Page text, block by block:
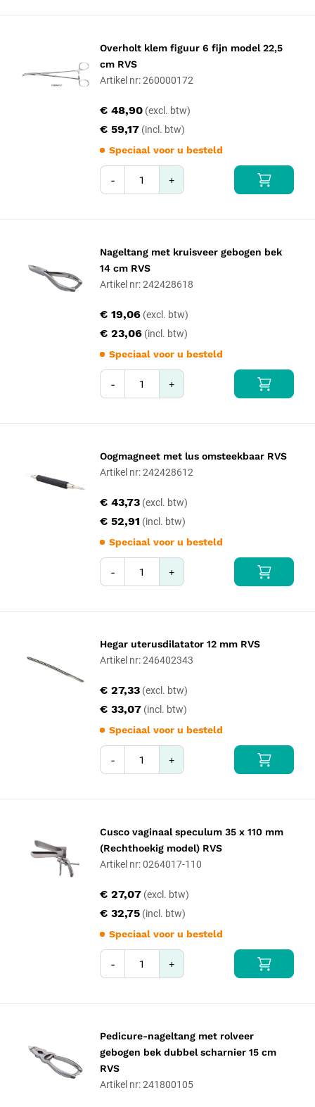
Overholt klem figuur 6 fijn model 22,5
cm RVS
Artikel nr: 260000172
€ 59,17
€ 48,90
Speciaal voor u besteld
- +
Nageltang met kruisveer gebogen bek
14 cm RVS
Artikel nr: 242428618
€ 23,06
€ 19,06
Speciaal voor u besteld
- +
Oogmagneet met lus omsteekbaar RVS
Artikel nr: 242428612
€ 52,91
€ 43,73
Speciaal voor u besteld
- +
Hegar uterusdilatator 12 mm RVS
Artikel nr: 246402343
€ 33,07
€ 27,33
Speciaal voor u besteld
- +
Cusco vaginaal speculum 35 x 110 mm
(Rechthoekig model) RVS
Artikel nr: 0264017-110
€ 32,75
€ 27,07
Speciaal voor u besteld
- +
Pedicure-nageltang met rolveer
gebogen bek dubbel scharnier 15 cm
RVS
Artikel nr: 241800105